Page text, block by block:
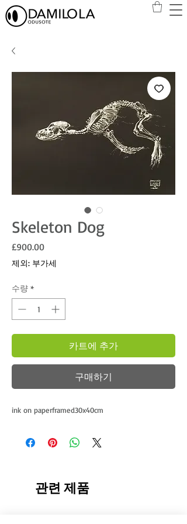
Skeleton Dog
£900.00가격
제외: 부가세
수량 *
카트에 추가
구매하기
ink on paperframed30x40cm
관련 제품